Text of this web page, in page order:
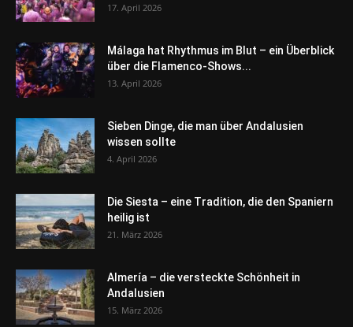
17. April 2026
Málaga hat Rhythmus im Blut – ein Überblick
über die Flamenco-Shows...
13. April 2026
Sieben Dinge, die man über Andalusien
wissen sollte
4. April 2026
Die Siesta – eine Tradition, die den Spaniern
heilig ist
21. März 2026
Almería – die versteckte Schönheit in
Andalusien
15. März 2026